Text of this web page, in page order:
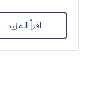
اقرأ المزيد